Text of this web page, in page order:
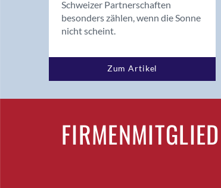
Schweizer Partnerschaften
besonders zählen, wenn die Sonne
nicht scheint.
Zum Artikel